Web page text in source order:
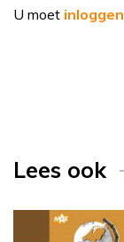
U moet inloggen
Lees ook